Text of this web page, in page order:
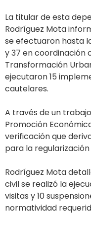
La titular de esta
Rodríguez Mota
se efectuaron hasta
y 37 en coordinación
Transformación
ejecutaron 15
cautelares.
A través de un
Promoción
verificación que
para la
Rodríguez Mota
civil se realizó la
visitas y 10
normatividad